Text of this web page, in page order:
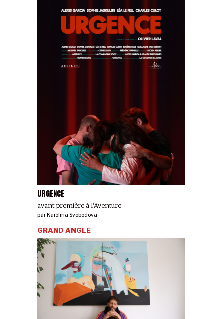
URGENCE
avant-première à l'Aventure
par Karolina Svobodova
GRAND ANGLE